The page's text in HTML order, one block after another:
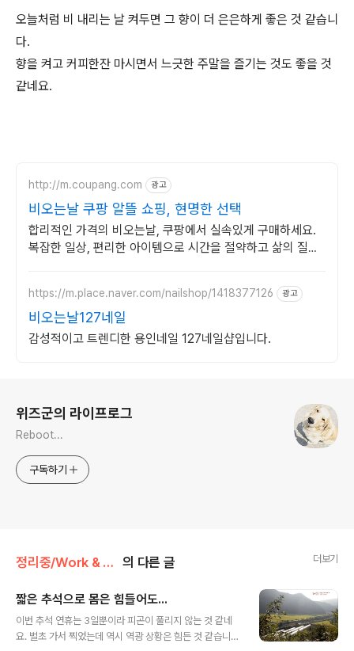
오늘처럼 비 내리는 날 켜두면 그 향이 더 은은하게 좋은 것 같습니
다.
향을 켜고 커피한잔 마시면서 느긋한 주말을 즐기는 것도 좋을 것
같네요.
http://m.coupang.com 광고
비오는날 쿠팡 알뜰 쇼핑, 현명한 선택
합리적인 가격의 비오는날, 쿠팡에서 실속있게 구매하세요.
복잡한 일상, 편리한 아이템으로 시간을 절약하고 삶의 질을
https://m.place.naver.com/nailshop/1418377126 광고
비오는날127네일
감성적이고 트렌디한 용인네일 127네일샵입니다.
위즈군의 라이프로그
Reboot...
구독하기
정리중/Work & Life 의 다른 글 더보기
짧은 추석으로 몸은 힘들어도...
이번 추석 연휴는 3일뿐이라 피곤이 풀리지 않는 것 같네
요. 벌초 가서 찍었는데 역시 역광 상황은 힘든 것 같습니